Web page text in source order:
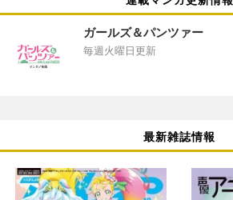
ガールズ＆パンツァー
毎週火曜日更新
最新雑誌情報